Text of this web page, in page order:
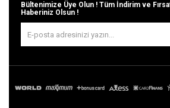
Bültenimize Üye Olun ! Tüm İndirim ve
Haberiniz Olsun !